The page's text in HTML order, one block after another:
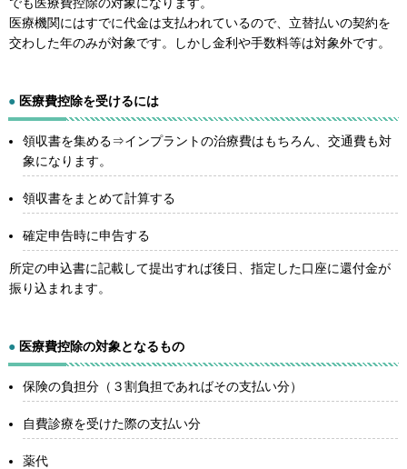
医療機関にはすでに代金は支払われているので、立替払いの契約を
交わした年のみが対象です。しかし金利や手数料等は対象外です。
●医療費控除を受けるには
領収書を集める⇒インプラントの治療費はもちろん、交通費も対
象になります。
領収書をまとめて計算する
確定申告時に申告する
所定の申込書に記載して提出すれば後日、指定した口座に還付金が
振り込まれます。
●医療費控除の対象となるもの
保険の負担分（３割負担であればその支払い分）
自費診療を受けた際の支払い分
薬代